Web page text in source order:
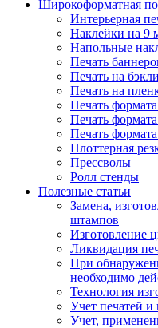
Широкоформатная
Интерьерная
Наклейки на 9
Напольные
Печать
Печать на
Печать на
Печать
Печать
Печать
Плоттерная
Прессволы
Ролл стенды
Полезные статьи
Замена,
штампов
Изготовление
Ликвидация
При
необходимо
Технология
Учет печатей
Учет,